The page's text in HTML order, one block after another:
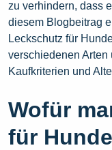
zu verhindern, dass
diesem Blogbeitrag
Leckschutz für
verschiedenen
Kaufkriterien und
Wofür
für